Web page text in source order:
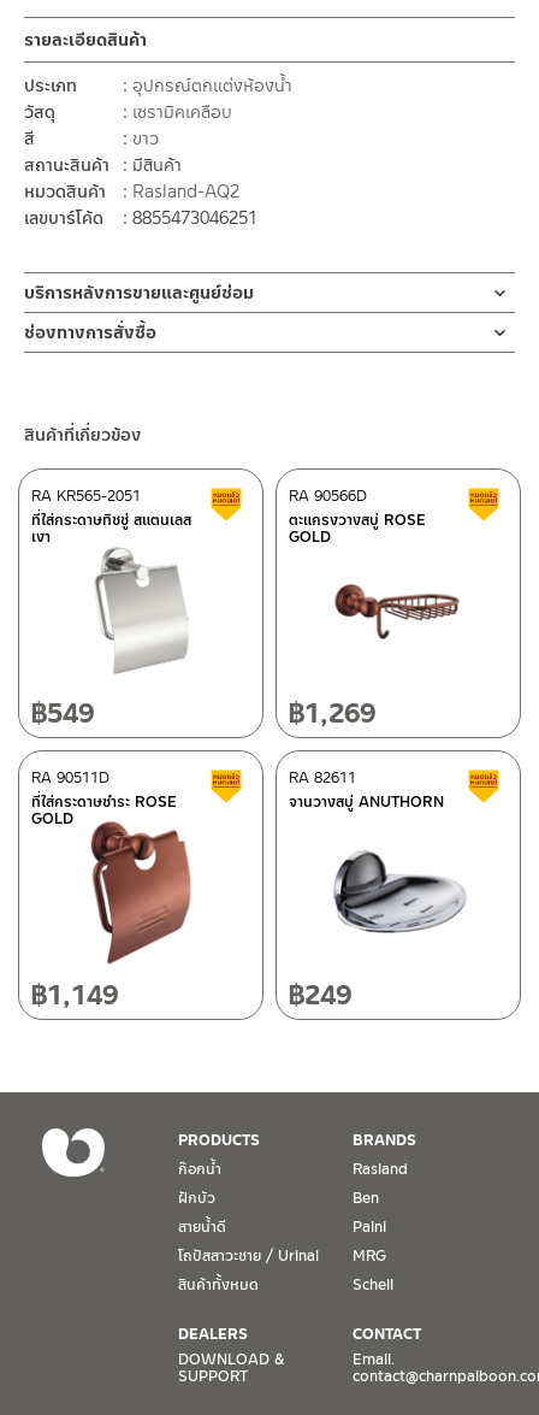
รายละเอียดสินค้า
ประเภท
อุปกรณ์ตกแต่งห้องน้ำ
วัสดุ
เซรามิคเคลือบ
สี
ขาว
สถานะสินค้า
มีสินค้า
หมวดสินค้า
Rasland-AQ2
เลขบาร์โค้ด
8855473046251
บริการหลังการขายและศูนย์ซ่อม
ช่องทางออนไลน์
– Email: contact@charnpaiboon.com
ศูนย์บริการและอะไหล่ กรุงเทพฯ
662/61-62 ถนน พระราม3 แขวงบางโพงพาง เขตยานนาวา กรุงเทพฯ
โทร: 02-358-0080 / 080-075-8668 / 091-545-0556
ศูนย์บริการและอะไหล่ เชียงใหม่
118/33 โครงการอรสิริน ม.8 ต.สันปูเลย อ.ดอยสะเก็ด เชียงใหม่
โทร: 080-075-2626
วันและเวลาทำการ
วันจันทร์ – วันศุกร์ เวลา 8:30-17:30 น.
วันเสาร์ เวลา 8:30-15:00 น.
1. การรับประกัน จะต้องมีหลักฐานการซื้อ หรือ ใบเสร็จ โดยทางบริษัทฯ
ขอตรวจสอบโดยนับวันซื้อขายเป็นสำคัญ ทางบริษัทฯ ไม่สามารถให้
เงื่อนไขการรับประกันสินค้าได้ หากไม่มีเอกสารดังกล่าว
2. การรับประกันสินค้า จะรับประกันฉพาะสินค้าที่อยู่ในสภาพการใช้งาน
ปกติ หากมีตำหนิ ชำรุด ร้าว ตกพื้น หรือสภาพภายนอกอยู่ในสภาพที่ใช้
3. การรับประกันสินค้า จะรับประกันเฉพาะชิ้นส่วนที่แจ้ง เช่น ก๊อกน้ำ จะ
รับประกันเฉพาะวาล์วก๊อกน้ำไม่รั่วซึม ดังนั้นการรับประกันจะเป็นการ
ช่องทางการสั่งซื้อ
– Shopee
–Lazada
ติดต่อพนักงานขาย / Contact Sales Staff
โทร: 02-285-5795
@charnpaiboon.sales
ติดต่อ ชาญไพบูลย์ / Contact Us คลิกที่นี่
สินค้าที่เกี่ยวข้อง
ที่ใส่กระดาษทิชชู่ สแตนเลส
เงา
RA KR565-2051 สินค้าลดราคา เคลียร์สต็อก
฿549
ตะแกรงวางสบู่ ROSE
GOLD
RA 90566D
฿1,269
ที่ใส่กระดาษชำระ ROSE
GOLD
RA 90511D สินค้าลดราคา เคลียร์สต็อก
฿1,149
จานวางสบู่ ANUTHORN
RA 82611
฿249
PRODUCTS
ก๊อกน้ำ
ฝักบัว
สายน้ำดี
โถปัสสาวะชาย / Urinal
สินค้าทั้งหมด
BRANDS
Rasland
Ben
Paini
MRG
Schell
DEALERS
DOWNLOAD &
SUPPORT
CONTACT
Email.